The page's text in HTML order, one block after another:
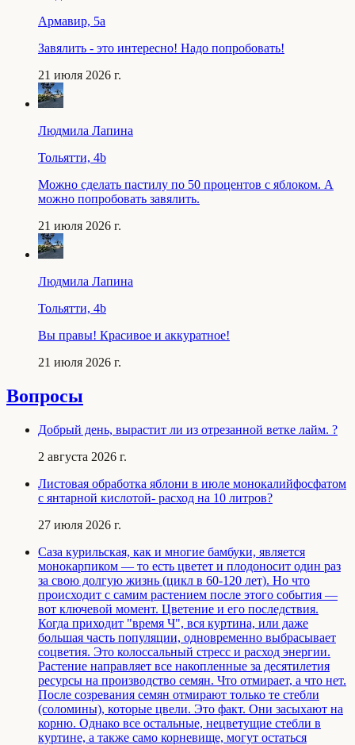
Армавир, 5a
Завялить - это интересно! Надо попробовать!
21 июля 2026 г.
Людмила Лапина
Тольятти, 4b
Можно сделать пастилу по 50 процентов с яблоком. А
можно попробовать завялить.
21 июля 2026 г.
Людмила Лапина
Тольятти, 4b
Вы правы! Красивое и аккуратное!
21 июля 2026 г.
Вопросы
Добрый день, вырастит ли из отрезанной ветке лайм. ?
2 августа 2026 г.
Листовая обработка яблони в июле монокалийфосфатом
с янтарной кислотой- расход на 10 литров?
27 июля 2026 г.
Саза курильская, как и многие бамбуки, является
монокарпиком — то есть цветет и плодоносит один раз
за свою долгую жизнь (цикл в 60-120 лет). Но что
происходит с самим растением после этого события —
вот ключевой момент. Цветение и его последствия.
Когда приходит "время Ч", вся куртина, или даже
большая часть популяции, одновременно выбрасывает
соцветия. Это колоссальный стресс и расход энергии.
Растение направляет все накопленные за десятилетия
ресурсы на производство семян. Что отмирает, а что нет.
После созревания семян отмирают только те стебли
(соломины), которые цвели. Это факт. Они засыхают на
корню. Однако все остальные, нецветущие стебли в
куртине, а также само корневище, могут остаться